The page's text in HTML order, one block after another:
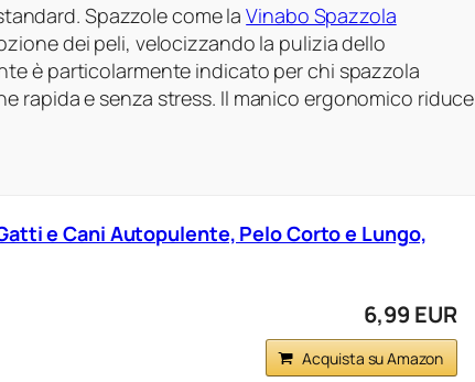
Spazzole come laVinabo Spazzola
dei peli, velocizzando la pulizia dello
è particolarmente indicato per chi spazzola
rapida e senza stress. Il manico ergonomico riduce
e Cani Autopulente, Pelo Corto e Lungo,
6,99 EUR
Acquista su Amazon